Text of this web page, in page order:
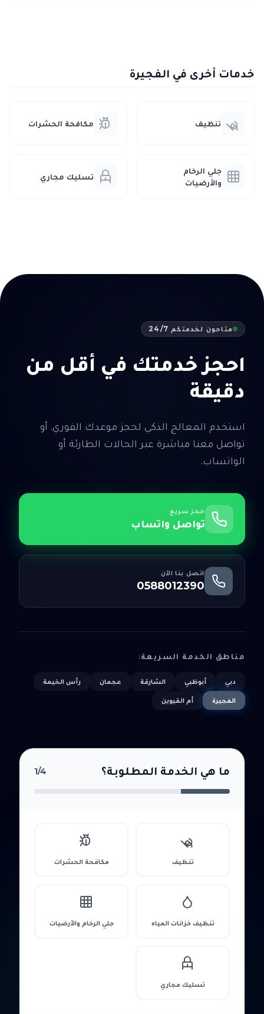
خدمات أخرى في الفجيرة
تنظيف مكافحة الحشرات
جلي الرخام
والأرضيات
تسليك مجاري
متاحون لخدمتكم 24/7
احجز خدمتك في أقل من
دقيقة
استخدم المعالج الذكي لحجز موعدك الفوري. أو
تواصل معنا مباشرة عبر الحالات الطارئة أو
الواتساب.
حجز سريع
تواصل واتساب
اتصل بنا الآن
0588012390
مناطق الخدمة السريعة:
دبي أبوظبي الشارقة عجمان رأس الخيمة
الفجيرة أم القيوين
ما هي الخدمة المطلوبة؟ 1/4
تنظيف مكافحة الحشرات
تنظيف خزانات المياه جلي الرخام والأرضيات
تسليك مجاري